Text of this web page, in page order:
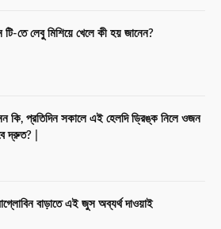
টি-তে লেবু মিশিয়ে খেলে কী হয় জানেন?
কি, প্রতিদিন সকালে এই হেলদি ড্রিঙ্ক নিলে ওজন
দ্রুত? |
বাড়াতে এই জুস অব্যর্থ দাওয়াই